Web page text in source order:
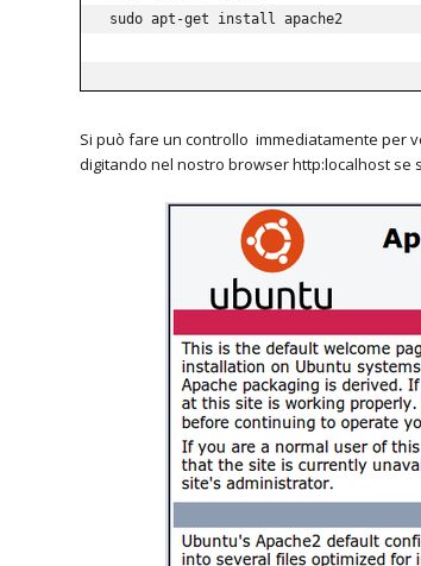
sudo apt-get install apache2
Si può fare un controllo immediatamente per
digitando nel nostro browser http:localhost se